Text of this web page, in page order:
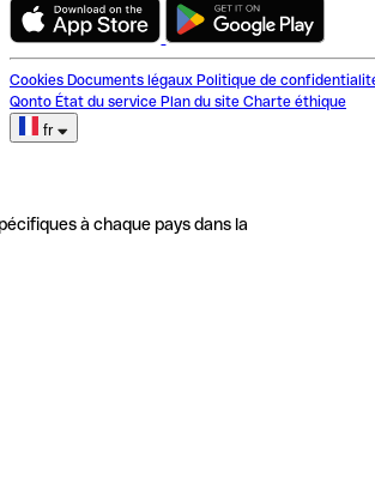
Cookies Documents légaux Politique de
Qonto État du service Plan du site Charte éthique
fr
à chaque pays dans la